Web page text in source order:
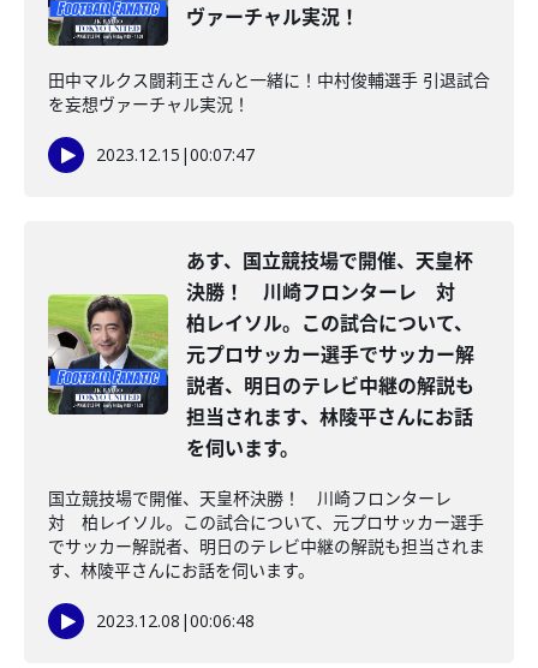
ヴァーチャル実況！
田中マルクス闘莉王さんと一緒に！中村俊輔選手 引退試合
を妄想ヴァーチャル実況！
2023.12.15 |00:07:47
あす、国立競技場で開催、天皇杯
決勝！ 川崎フロンターレ 対
柏レイソル。この試合について、
元プロサッカー選手でサッカー解
説者、明日のテレビ中継の解説も
担当されます、林陵平さんにお話
を伺います。
国立競技場で開催、天皇杯決勝！ 川崎フロンターレ
対 柏レイソル。この試合について、元プロサッカー選手
でサッカー解説者、明日のテレビ中継の解説も担当されま
す、林陵平さんにお話を伺います。
2023.12.08 |00:06:48